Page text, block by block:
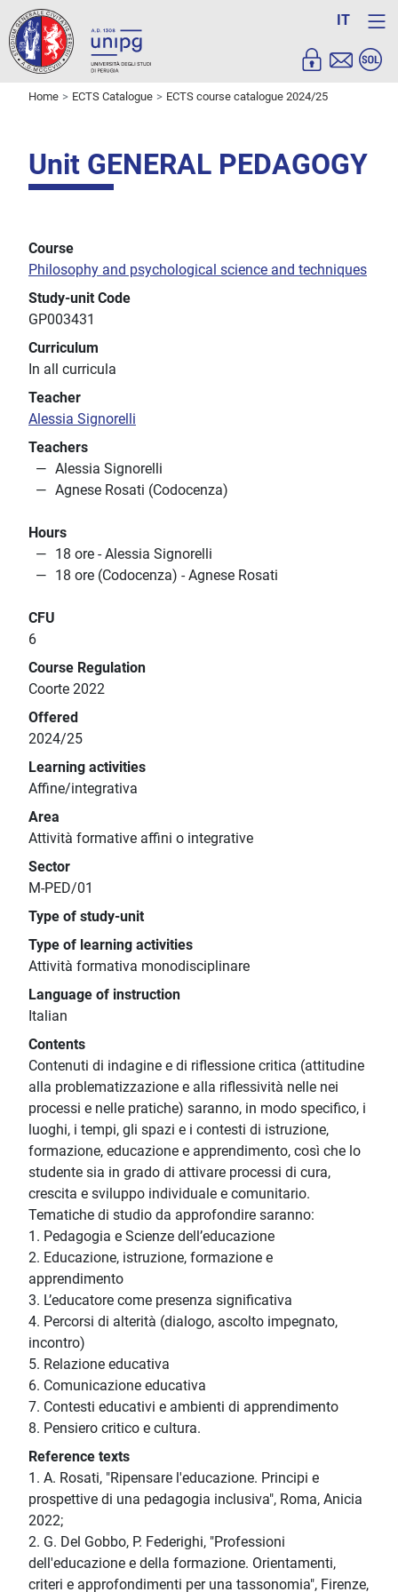
IT
Home ECTS Catalogue ECTS course catalogue 2024/25
Unit GENERAL PEDAGOGY
Course
Philosophy and psychological science and techniques
Study-unit Code
GP003431
Curriculum
In all curricula
Teacher
Alessia Signorelli
Teachers
Alessia Signorelli
Agnese Rosati (Codocenza)
Hours
18 ore - Alessia Signorelli
18 ore (Codocenza) - Agnese Rosati
CFU
6
Course Regulation
Coorte 2022
Offered
2024/25
Learning activities
Affine/integrativa
Area
Attività formative affini o integrative
Sector
M-PED/01
Type of study-unit
Type of learning activities
Attività formativa monodisciplinare
Language of instruction
Italian
Contents
Contenuti di indagine e di riflessione critica (attitudine
alla problematizzazione e alla riflessività nelle nei
processi e nelle pratiche) saranno, in modo specifico, i
luoghi, i tempi, gli spazi e i contesti di istruzione,
formazione, educazione e apprendimento, così che lo
studente sia in grado di attivare processi di cura,
crescita e sviluppo individuale e comunitario.
Tematiche di studio da approfondire saranno:
1. Pedagogia e Scienze dell’educazione
2. Educazione, istruzione, formazione e
apprendimento
3. L’educatore come presenza significativa
4. Percorsi di alterità (dialogo, ascolto impegnato,
incontro)
5. Relazione educativa
6. Comunicazione educativa
7. Contesti educativi e ambienti di apprendimento
8. Pensiero critico e cultura.
Reference texts
1. A. Rosati, "Ripensare l'educazione. Principi e
prospettive di una pedagogia inclusiva", Roma, Anicia
2022;
2. G. Del Gobbo, P. Federighi, "Professioni
dell'educazione e della formazione. Orientamenti,
criteri e approfondimenti per una tassonomia", Firenze,